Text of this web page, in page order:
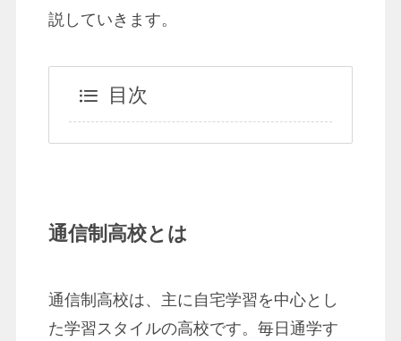
説していきます。
目次
通信制高校とは
通信制高校は、主に自宅学習を中心とし
た学習スタイルの高校です。毎日通学す